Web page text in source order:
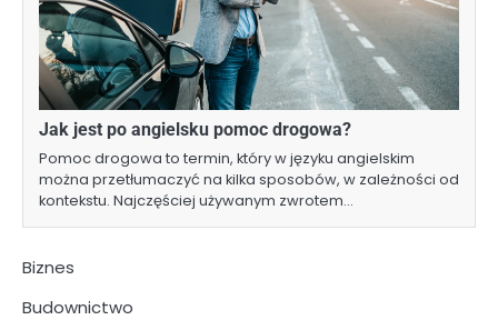
Jak jest po angielsku pomoc drogowa?
Pomoc drogowa to termin, który w języku angielskim
można przetłumaczyć na kilka sposobów, w zależności od
kontekstu. Najczęściej używanym zwrotem…
Biznes
Budownictwo